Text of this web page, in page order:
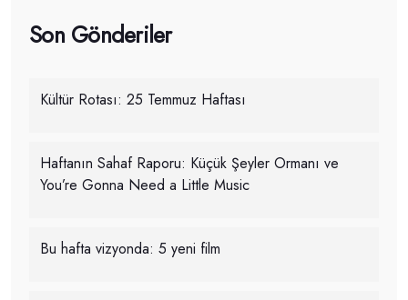
Son Gönderiler
Kültür Rotası: 25 Temmuz Haftası
Haftanın Sahaf Raporu: Küçük Şeyler Ormanı ve
You’re Gonna Need a Little Music
Bu hafta vizyonda: 5 yeni film